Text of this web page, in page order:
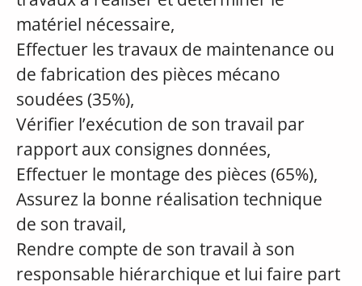
matériel nécessaire,
Effectuer les travaux de maintenance ou
de fabrication des pièces mécano
soudées (35%),
Vérifier l’exécution de son travail par
rapport aux consignes données,
Effectuer le montage des pièces (65%),
Assurez la bonne réalisation technique
de son travail,
Rendre compte de son travail à son
responsable hiérarchique et lui faire part